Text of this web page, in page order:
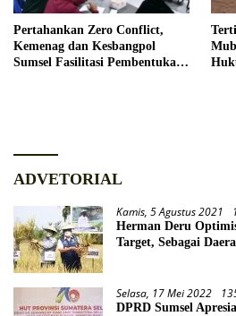
Pertahankan Zero Conflict,
Kemenag dan Kesbangpol
Sumsel Fasilitasi Pembentukan
ADVETORIAL
Kamis, 5 Agustus 2021
Herman Deru
Target, Sebagai
Selasa, 17 Mei 2022
DPRD Sumsel